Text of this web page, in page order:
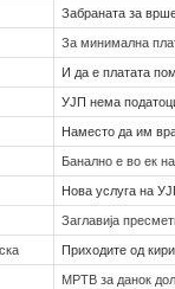
Забраната за
За минимална
И да е платата
УЈП нема
Наместо да им
Банално е во ек
Нова услуга на
Заглавија
Приходите од
МРТВ за данок